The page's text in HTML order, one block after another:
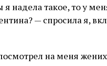
я надела такое, то у
— спросила я,
на меня